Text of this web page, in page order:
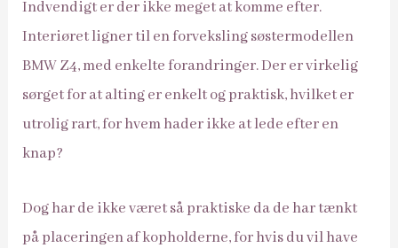
Indvendigt er der ikke meget at komme efter.
Interiøret ligner til en forveksling søstermodellen
BMW Z4, med enkelte forandringer. Der er virkelig
sørget for at alting er enkelt og praktisk, hvilket er
utrolig rart, for hvem hader ikke at lede efter en
knap?
Dog har de ikke været så praktiske da de har tænkt
på placeringen af kopholderne, for hvis du vil have